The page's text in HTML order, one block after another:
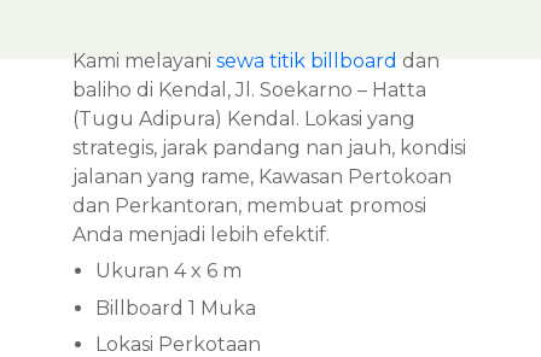
Kami melayani sewa titik billboard dan
baliho di Kendal, Jl. Soekarno – Hatta
(Tugu Adipura) Kendal. Lokasi yang
strategis, jarak pandang nan jauh, kondisi
jalanan yang rame, Kawasan Pertokoan
dan Perkantoran, membuat promosi
Anda menjadi lebih efektif.
Ukuran 4 x 6 m
Billboard 1 Muka
Lokasi Perkotaan